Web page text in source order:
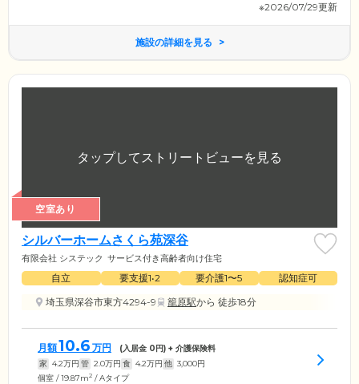
※2026/07/29更新
施設の詳細を見る
空室あり
シルバーホームさくら苑深谷
有限会社 システック サービス付き高齢者向け住宅
自立 要支援1•2 要介護1〜5
認知症可
埼玉県深谷市東方4294-9
籠原駅から 徒歩18分
月額10.6 万円 (入居金 0円) + 介護保険料
家 4.2万円 管 2.0万円 食 4.2万円 他 3,000円
個室 / 19.87m2 / Aタイプ